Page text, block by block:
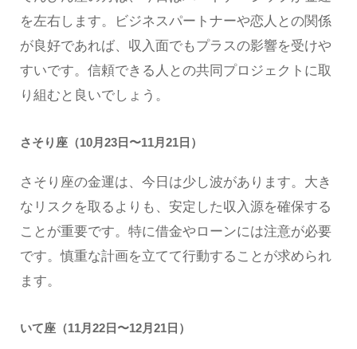
を左右します。ビジネスパートナーや恋人との関係
が良好であれば、収入面でもプラスの影響を受けや
すいです。信頼できる人との共同プロジェクトに取
り組むと良いでしょう。
さそり座（10月23日〜11月21日）
さそり座の金運は、今日は少し波があります。大き
なリスクを取るよりも、安定した収入源を確保する
ことが重要です。特に借金やローンには注意が必要
です。慎重な計画を立てて行動することが求められ
ます。
いて座（11月22日〜12月21日）